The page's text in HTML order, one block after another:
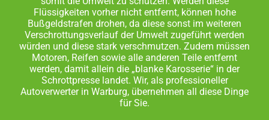
Flüssigkeiten vorher nicht entfernt, können hohe
Bußgeldstrafen drohen, da diese sonst im weiteren
Verschrottungsverlauf der Umwelt zugeführt werden
würden und diese stark verschmutzen. Zudem müssen
Motoren, Reifen sowie alle anderen Teile entfernt
werden, damit allein die „blanke Karosserie“ in der
Schrottpresse landet. Wir, als professioneller
Autoverwerter in Warburg, übernehmen all diese Dinge
für Sie.